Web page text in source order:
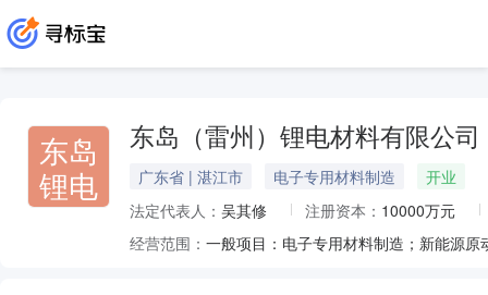
东岛
锂电
东岛（雷州）锂电材料有限公司
广东省 | 湛江市 电子专用材料制造
开业
法定代表人： 吴其修 注册资本： 10000万元
经营范围：